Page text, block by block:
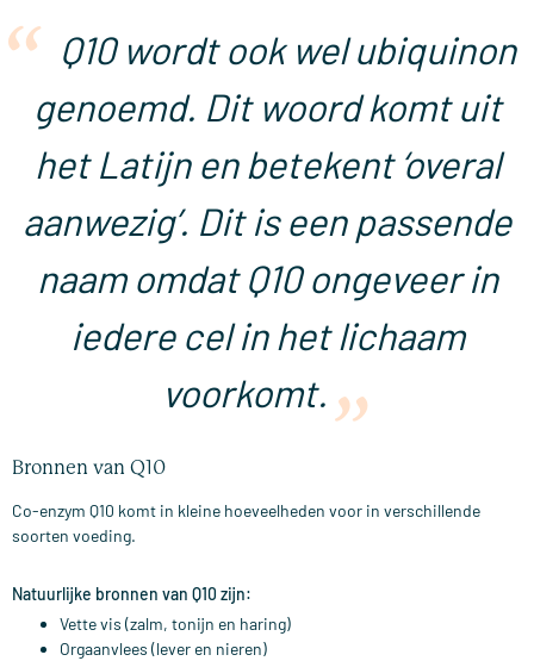
Q10 wordt ook wel ubiquinon
genoemd. Dit woord komt uit
het Latijn en betekent ‘overal
aanwezig’. Dit is een passende
naam omdat Q10 ongeveer in
iedere cel in het lichaam
voorkomt.
Bronnen van Q10
Co-enzym Q10 komt in kleine hoeveelheden voor in verschillende
soorten voeding.
Natuurlijke bronnen van Q10 zijn:
Vette vis (zalm, tonijn en haring)
Orgaanvlees (lever en nieren)